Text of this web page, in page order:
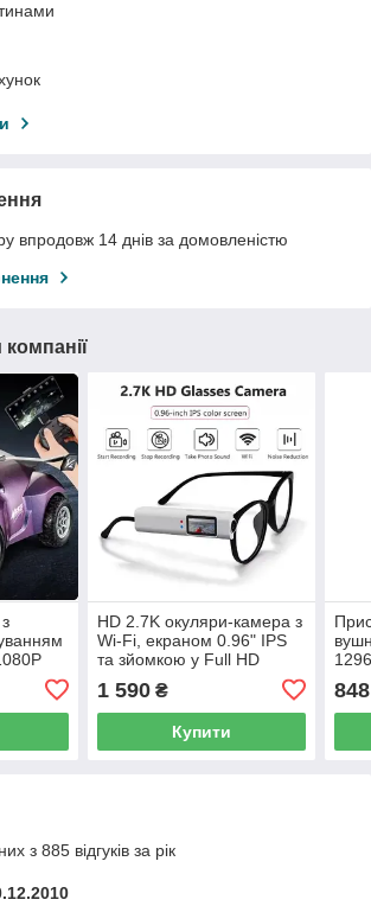
впродовж 14 днів за домовленістю
компанії
HD 2.7K окуляри-камера з
Wi-Fi, екраном 0.96" IPS
та зйомкою у Full HD
Зйомка відео та фото без
рук
1 590₴
Купити
848
з 885 відгуків за рік